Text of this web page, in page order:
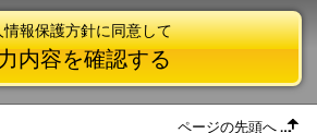
情報保護方針に同意して
内容を確認する
ページの先頭へ